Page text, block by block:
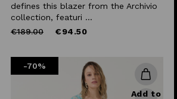
defines this blazer from the Archivio
collection, featuri ...
Price
€189.00to €94.50
-70%
Add to